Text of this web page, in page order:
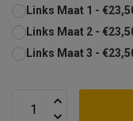
Links Maat 1 -
Links Maat 2 -
Links Maat 3 -